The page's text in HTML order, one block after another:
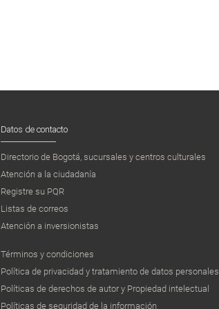
Datos de contacto
Directorio de Bogotá, sucursales y centros culturales
Atención a la ciudadanía
Registre su PQR
Listas de correos
Atención a inversionistas
Términos y condiciones
Política de privacidad y tratamiento de datos personales
Políticas de derechos de autor y Propiedad intelectual
Políticas de seguridad de la información